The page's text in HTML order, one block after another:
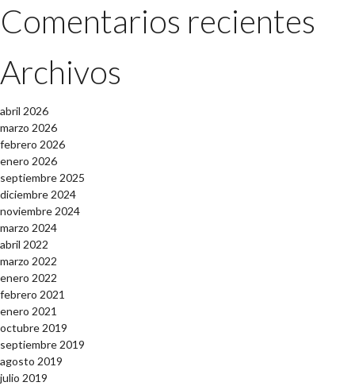
Comentarios recientes
Archivos
abril 2026
marzo 2026
febrero 2026
enero 2026
septiembre 2025
diciembre 2024
noviembre 2024
marzo 2024
abril 2022
marzo 2022
enero 2022
febrero 2021
enero 2021
octubre 2019
septiembre 2019
agosto 2019
julio 2019